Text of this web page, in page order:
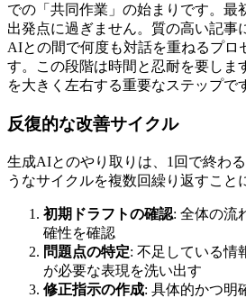
での「共同作業」の始まりです。最
出発点に過ぎません。質の高い記事
AIとの間で何度も対話を重ねるプロ
す。この段階は時間と忍耐を要しま
を大きく左右する重要なステップで
反復的な改善サイクル
生成AIとのやり取りは、1回で終わ
うなサイクルを複数回繰り返すこと
初期ドラフトの確認: 全体の流
確性を確認
問題点の特定: 不足している情
が必要な表現を洗い出す
修正指示の作成: 具体的かつ明